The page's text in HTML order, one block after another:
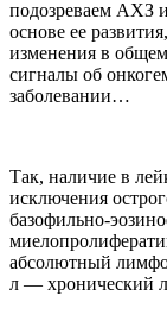
подозреваем АХЗ
основе ее
изменения в
сигналы об
заболевании…
Так, наличие в
исключения
базофильно-
абсолютный
л — хронический